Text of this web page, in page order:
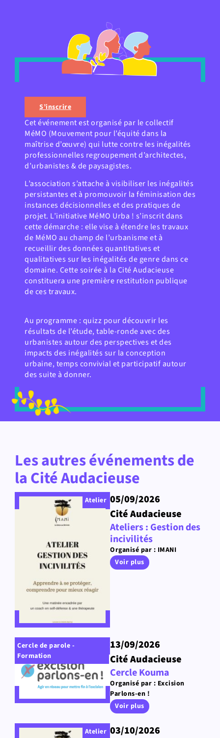
S’inscrire
Cet événement est organisé par le collectif
MéMO (Mouvement pour l’équité dans la
maîtrise d’œuvre) qui lutte contre les inégalités
professionnelles regroupement d’architectes,
d’urbanistes & de paysagistes.
L’association s’attache à visibiliser les inégalités
persistantes et à promouvoir la féminisation des
instances décisionnelles et des pratiques de
projet. L’initiative MéMO Urba ! s’inscrit dans
cette démarche : elle vise à étendre les travaux
de MéMO au champ de l’urbanisme et à
recueillir des données quantitatives et
qualitatives sur les inégalités de genre dans ce
domaine. Cette soirée à la Cité Audacieuse
constituera une première restitution publique
de ces travaux.
Au programme : quizz pour découvrir les
résultats de l’étude, table-ronde avec des
urbanistes autour des perspectives et des
impacts des inégalités sur la conception
urbaine, temps convivial et participatif autour
des suite à donner.
Les autres événements de
la Cité Audacieuse
Atelier 05/09/2026
Cité Audacieuse
Ateliers : Gestion des
incivilités
Organisé par : IMANI
Voir plus
Cercle de parole -
Formation
13/09/2026
Cité Audacieuse
Cercle Kouma
Organisé par : Excision
Parlons-en !
Voir plus
Atelier 03/10/2026